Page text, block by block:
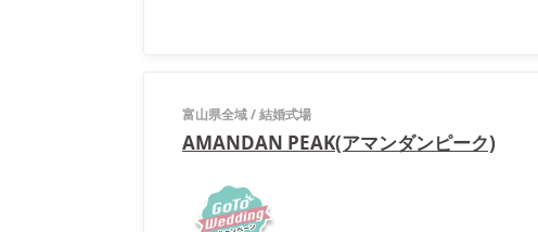
富山県全域/結婚式場
AMANDAN PEAK(アマンダンピーク)